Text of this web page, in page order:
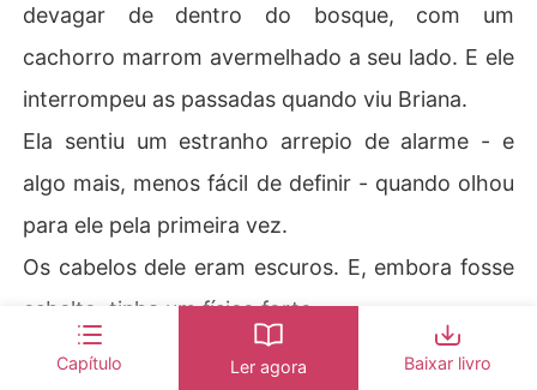
devagar de dentro do bosque, com um
cachorro marrom avermelhado a seu lado. E ele
interrompeu as passadas quando viu Briana.
Ela sentiu um estranho arrepio de alarme - e
algo mais, menos fácil de definir - quando olhou
para ele pela primeira vez.
Os cabelos dele eram escuros. E, embora fosse
esbelto, tinha um físico forte.
Wanda soltou um rosnado baixo, mas não se
Capítulo Ler agora Baixar livro